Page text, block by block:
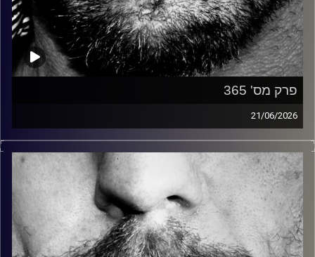
פרק מס' 365
21/06/2026
זיפים, מוזיקה מחוספסת של הופעות חיות. הרבה ג'אם, רוק,
בלוז, bluegrass, ג'אז, Fאנק, פרוגרסיב ואפילו אלקטרוניקה.
כל מה שחי, אמיתי ונושם.
עם שמוליק רגב.
קרדיט תמונות: David Goehring